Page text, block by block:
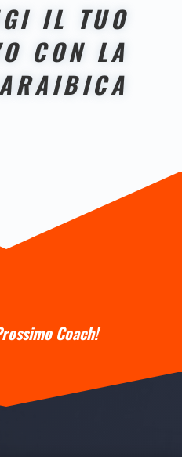
IL TUO
CON LA
Coach!